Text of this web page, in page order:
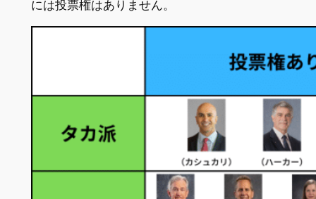
には投票権はありません。